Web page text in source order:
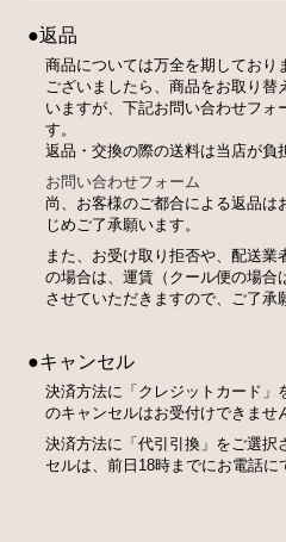
●返品
商品については万全を期しており
ございましたら、商品をお取り
いますが、下記お問い合わせフォ
す。
返品・交換の際の送料は当店が負
お問い合わせフォーム
尚、お客様のご都合による返品は
じめご了承願います。
また、お受け取り拒否や、配送業
の場合は、運賃（クール便の場合
させていただきますので、ご了承
●キャンセル
決済方法に「クレジットカード」
のキャンセルはお受付けできませ
決済方法に「代引引換」をご選択
セルは、前日18時までにお電話に